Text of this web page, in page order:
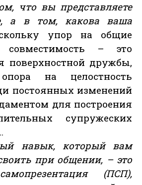
что вы представляете
а в том, какова ваша
упор на общие
– это
поверхностной дружбы,
на целостность
постоянных изменений
для построения
супружеских
навык, который вам
при общении, – это
(ПСП),